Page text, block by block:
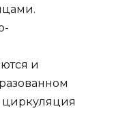
и
циркуляция